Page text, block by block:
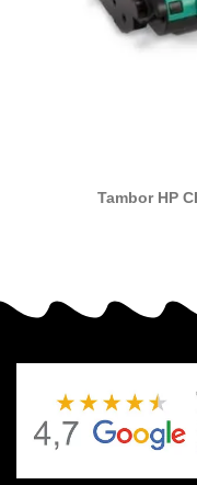
Tambor HP